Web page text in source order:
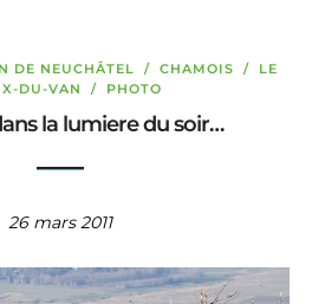
DE NEUCHÂTEL / CHAMOIS / LE
DU-VAN
/ PHOTO
la lumiere du soir…
26 mars 2011